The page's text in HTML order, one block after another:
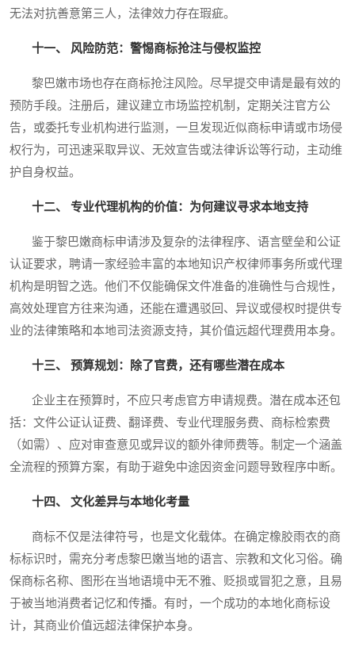
无法对抗善意第三人，法律效力存在瑕疵。
十一、 风险防范：警惕商标抢注与侵权监控
黎巴嫩市场也存在商标抢注风险。尽早提交申请是最有效的
预防手段。注册后，建议建立市场监控机制，定期关注官方公
告，或委托专业机构进行监测，一旦发现近似商标申请或市场侵
权行为，可迅速采取异议、无效宣告或法律诉讼等行动，主动维
护自身权益。
十二、 专业代理机构的价值：为何建议寻求本地支持
鉴于黎巴嫩商标申请涉及复杂的法律程序、语言壁垒和公证
认证要求，聘请一家经验丰富的本地知识产权律师事务所或代理
机构是明智之选。他们不仅能确保文件准备的准确性与合规性，
高效处理官方往来沟通，还能在遭遇驳回、异议或侵权时提供专
业的法律策略和本地司法资源支持，其价值远超代理费用本身。
十三、 预算规划：除了官费，还有哪些潜在成本
企业主在预算时，不应只考虑官方申请规费。潜在成本还包
括：文件公证认证费、翻译费、专业代理服务费、商标检索费
（如需）、应对审查意见或异议的额外律师费等。制定一个涵盖
全流程的预算方案，有助于避免中途因资金问题导致程序中断。
十四、 文化差异与本地化考量
商标不仅是法律符号，也是文化载体。在确定橡胶雨衣的商
标标识时，需充分考虑黎巴嫩当地的语言、宗教和文化习俗。确
保商标名称、图形在当地语境中无不雅、贬损或冒犯之意，且易
于被当地消费者记忆和传播。有时，一个成功的本地化商标设
计，其商业价值远超法律保护本身。